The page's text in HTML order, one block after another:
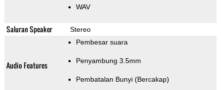
WAV
Saluran Speaker Stereo
Audio Features
Pembesar suara
Penyambung 3.5mm
Pembatalan Bunyi (Bercakap)